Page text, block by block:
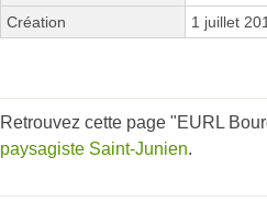
Création
1 juillet
Retrouvez cette page "EURL
paysagiste Saint-Junien.